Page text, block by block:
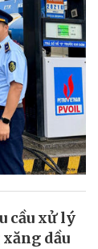
cầu xử lý
dầu